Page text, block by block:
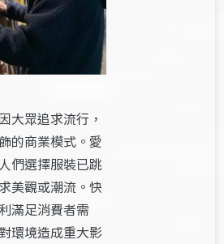
大眾追求流行，
的商業模式。愛
們選擇服裝已跳
美觀或潮流。快
滿足消費者需
環境造成重大影